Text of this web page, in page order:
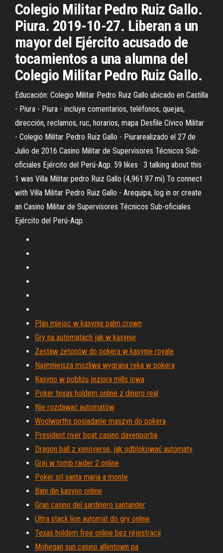
Colegio Militar Pedro Ruiz Gallo.
Piura. 2019-10-27. Liberan a un
mayor del Ejército acusado de
tocamientos a una alumna del
Colegio Militar Pedro Ruiz Gallo.
Educación: Colegio Militar Pedro Ruiz Gallo ubicado en Castilla
- Piura - Piura - incluye comentarios, teléfonos, quejas,
dirección, reclamos, ruc, horarios, mapa Desfile Cívico Militar
- Colegio Militar Pedro Ruiz Gallo - Piurarealizado el 27 de
Julio de 2016 Casino Militar de Supervisores Técnicos Sub-
oficiales Ejército del Perú-Aqp. 59 likes · 3 talking about this ·
1 was Villa Militar pedro Ruiz Gallo (4,961.97 mi) To connect
with Villa Militar Pedro Ruiz Gallo - Arequipa, log in or create
an Casino Militar de Supervisores Técnicos Sub-oficiales
Ejército del Perú-Aqp.
Plan miejsc w kasynie palm crown
Gry na automatach jak w kasynie
Zestaw żetonów do pokera w kasynie royale
Najmniejsza możliwa wygrana ręka w pokera
Kasyno w pobliżu jeziora mills iowa
Poker texas holdem online z dinero real
Nie rozdawać automatów
Woolworths posiadanie maszyn do pokera
President river boat casino davenportia
Dragon ball z xenoverse, jak odblokować automaty
Graj w tomb raider 2 online
Poker srl santa maria a monte
Bani din kasyno online
Gran casino del sardinero santander
Ultra stack lion automat do gry online
Texas holdem free online bez rejestracji
Mohegan sun casino allentown pa